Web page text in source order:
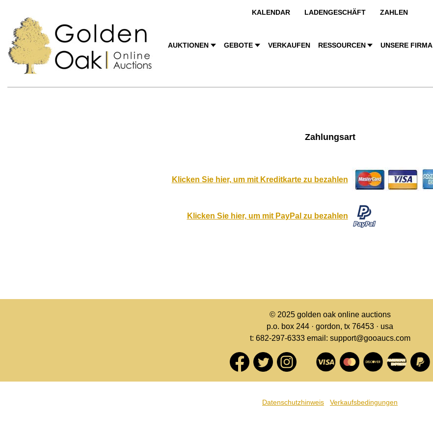
KALENDAR LADENGESCHÄFT ZAHLEN
AUKTIONEN GEBOTE VERKAUFEN RESSOURCEN UNSERE FIRMA
Zahlungsart
Klicken Sie hier, um mit Kreditkarte zu bezahlen
Klicken Sie hier, um mit PayPal zu bezahlen
© 2025 golden oak online auctions
p.o. box 244 · gordon, tx 76453 · usa
t: 682-297-6333 email: support@gooaucs.com
Datenschutzhinweis Verkaufsbedingungen